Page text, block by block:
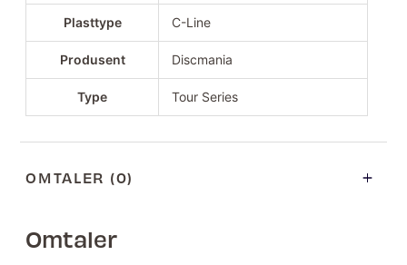
Plasttype C-Line
Produsent Discmania
Type Tour Series
OMTALER (0)
Omtaler